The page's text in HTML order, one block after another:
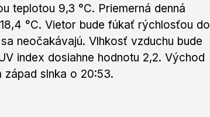
teplotou 9,3 °C. Priemerná denná
°C. Vietor bude fúkať rýchlosťou do
neočakávajú. Vlhkosť vzduchu bude
index dosiahne hodnotu 2,2. Východ
západ slnka o 20:53.